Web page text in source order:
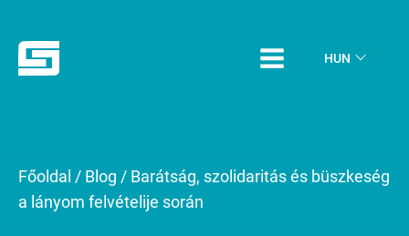
HUN
Főoldal / Blog / Barátság, szolidaritás és büszkeség
a lányom felvételije során